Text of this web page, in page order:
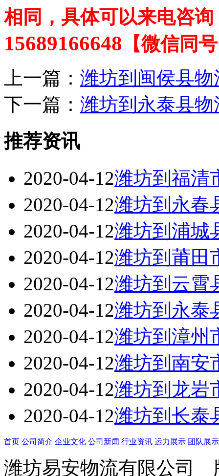
相同，具体可以来电咨询
15689166648 【微信同
上一篇： 潍坊到闽侯县
下一篇： 潍坊到永泰县物
推荐资讯
2020-04-12潍坊到福清
2020-04-12潍坊到永春
2020-04-12潍坊到浦城
2020-04-12潍坊到莆田
2020-04-12潍坊到云霄
2020-04-12潍坊到永泰
2020-04-12潍坊到漳州
2020-04-12潍坊到南安
2020-04-12潍坊到龙岩
2020-04-12潍坊到长泰
首页 公司简介 企业文化 公司新闻 行业资讯 运力展示 团队展示
潍坊易安物流有限公